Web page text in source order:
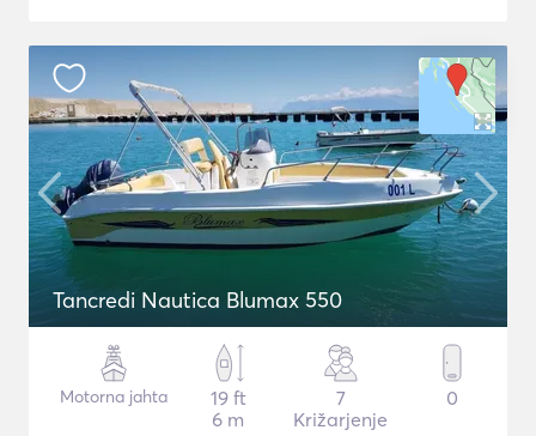
Tancredi Nautica Blumax 550
Motorna jahta
19 ft
6 m
7
Križarjenje
0